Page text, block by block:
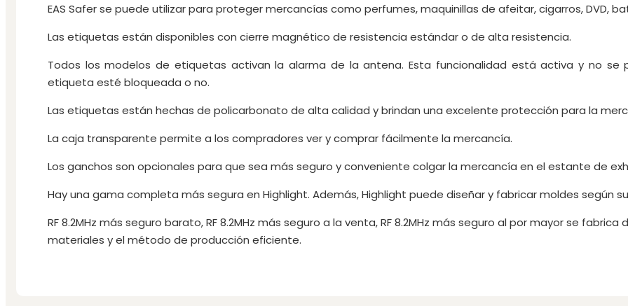
EAS Safer se puede utilizar para proteger mercancías como perfumes, maquinillas de afeitar, cigarros, DVD,
Las etiquetas están disponibles con cierre magnético de resistencia estándar o de alta resistencia.
Todos los modelos de etiquetas activan la alarma de la antena. Esta funcionalidad está activa y no
etiqueta esté bloqueada o no.
Las etiquetas están hechas de policarbonato de alta calidad y brindan una excelente protección para la
La caja transparente permite a los compradores ver y comprar fácilmente la mercancía.
Los ganchos son opcionales para que sea más seguro y conveniente colgar la mercancía en el estante de
Hay una gama completa más segura en Highlight. Además, Highlight puede diseñar y fabricar moldes según
RF 8.2MHz más seguro barato, RF 8.2MHz más seguro a la venta, RF 8.2MHz más seguro al por mayor se
materiales y el método de producción eficiente.